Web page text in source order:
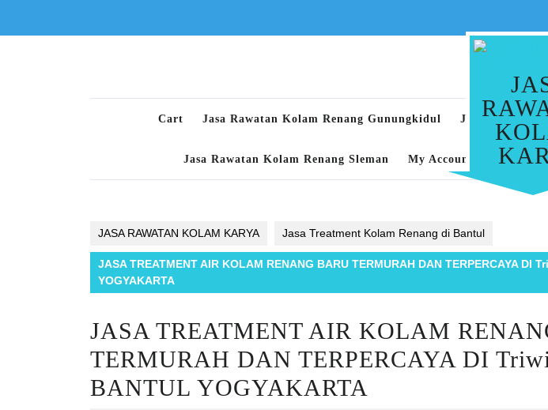
Cart Jasa Rawatan Kolam Renang Gunungkidul Jasa Rawatan
Jasa Rawatan Kolam Renang Sleman My Account Privacy
JASA RAWATAN KOLAM KARYA Jasa Treatment Kolam Renang di Bantul
JASA TREATMENT AIR KOLAM RENANG BARU TERMURAH DAN TERPERCAYA DI
YOGYAKARTA
JASA TREATMENT AIR KOLAM
TERMURAH DAN TERPERCAYA DI
BANTUL YOGYAKARTA